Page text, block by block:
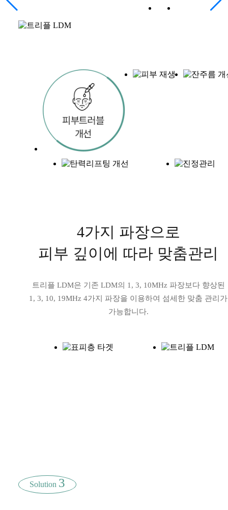
4가지 파장으로
피부 깊이에 따라 맞춤관리
트리플 LDM은 기존 LDM의 1, 3, 10MHz 파장보다 향상된
1, 3, 10, 19MHz 4가지 파장을 이용하여 섬세한 맞춤 관리가
가능합니다.
Solution 3